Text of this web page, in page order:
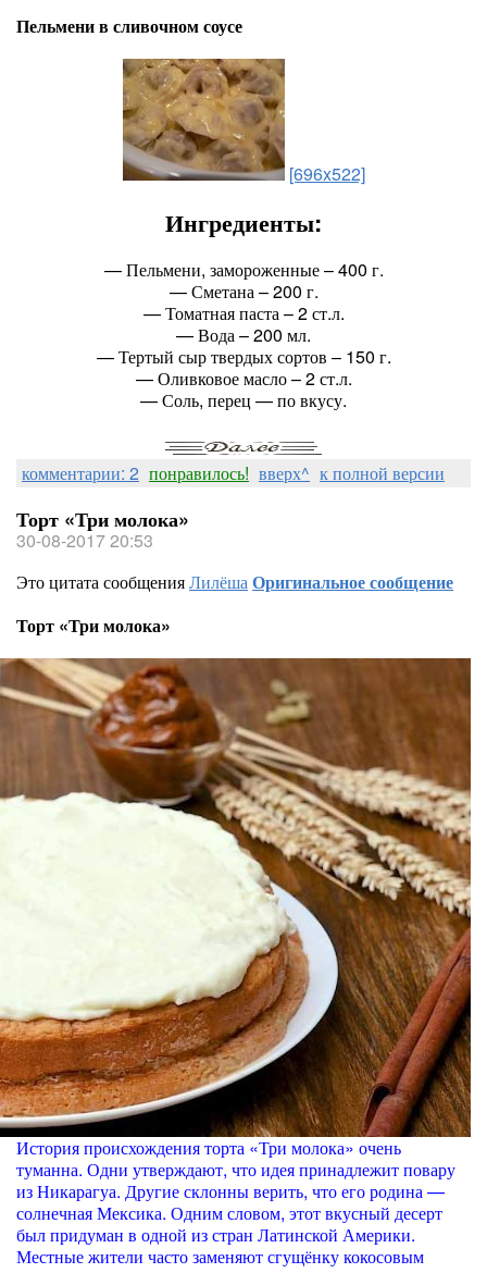
Пельмени в сливочном соусе
[696x522]
Ингредиенты:
— Пельмени, замороженные – 400 г.
— Сметана – 200 г.
— Томатная паста – 2 ст.л.
— Вода – 200 мл.
— Тертый сыр твердых сортов – 150 г.
— Оливковое масло – 2 ст.л.
— Соль, перец — по вкусу.
комментарии: 2 понравилось! вверх^ к полной версии
Торт «Три молока»
30-08-2017 20:53
Это цитата сообщенияЛилёшаОригинальное сообщение
Торт «Три молока»
История происхождения торта «Три молока» очень
туманна. Одни утверждают, что идея принадлежит повару
из Никарагуа. Другие склонны верить, что его родина —
солнечная Мексика. Одним словом, этот вкусный десерт
был придуман в одной из стран Латинской Америки.
Местные жители часто заменяют сгущёнку кокосовым